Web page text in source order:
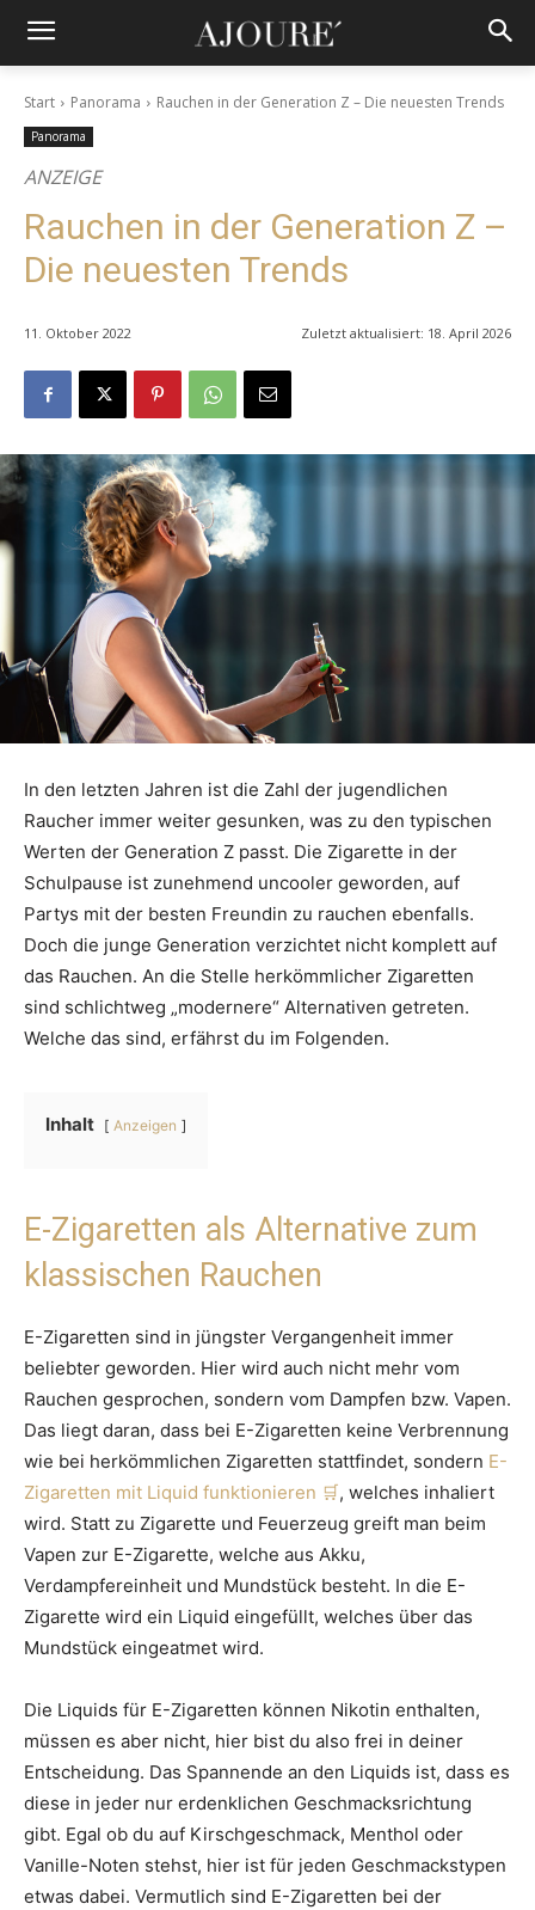
Start Panorama Rauchen in der Generation Z – Die neuesten Trends
Panorama
ANZEIGE
Rauchen in der Generation Z –
Die neuesten Trends
11. Oktober 2022 Zuletzt aktualisiert: 18. April 2026
In den letzten Jahren ist die Zahl der jugendlichen
Raucher immer weiter gesunken, was zu den typischen
Werten der Generation Z passt. Die Zigarette in der
Schulpause ist zunehmend uncooler geworden, auf
Partys mit der besten Freundin zu rauchen ebenfalls.
Doch die junge Generation verzichtet nicht komplett auf
das Rauchen. An die Stelle herkömmlicher Zigaretten
sind schlichtweg „modernere“ Alternativen getreten.
Welche das sind, erfährst du im Folgenden.
Inhalt Anzeigen
E-Zigaretten als Alternative zum
klassischen Rauchen
E-Zigaretten sind in jüngster Vergangenheit immer
beliebter geworden. Hier wird auch nicht mehr vom
Rauchen gesprochen, sondern vom Dampfen bzw. Vapen.
Das liegt daran, dass bei E-Zigaretten keine Verbrennung
wie bei herkömmlichen Zigaretten stattfindet, sondern E-
Zigaretten mit Liquid funktionieren
, welches inhaliert
wird. Statt zu Zigarette und Feuerzeug greift man beim
Vapen zur E-Zigarette, welche aus Akku,
Verdampfereinheit und Mundstück besteht. In die E-
Zigarette wird ein Liquid eingefüllt, welches über das
Mundstück eingeatmet wird.
Die Liquids für E-Zigaretten können Nikotin enthalten,
müssen es aber nicht, hier bist du also frei in deiner
Entscheidung. Das Spannende an den Liquids ist, dass es
diese in jeder nur erdenklichen Geschmacksrichtung
gibt. Egal ob du auf Kirschgeschmack, Menthol oder
Vanille-Noten stehst, hier ist für jeden Geschmackstypen
etwas dabei. Vermutlich sind E-Zigaretten bei der